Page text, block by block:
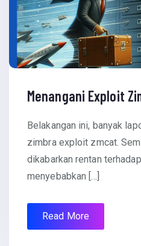
Menangani Exploit
Belakangan ini, banyak
zimbra exploit zmcat.
dikabarkan rentan
menyebabkan […]
Read More